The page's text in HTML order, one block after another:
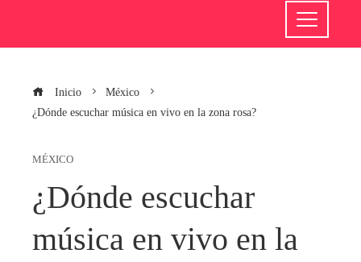
Inicio
México
¿Dónde escuchar música en vivo en la zona rosa?
MÉXICO
¿Dónde escuchar
música en vivo en la